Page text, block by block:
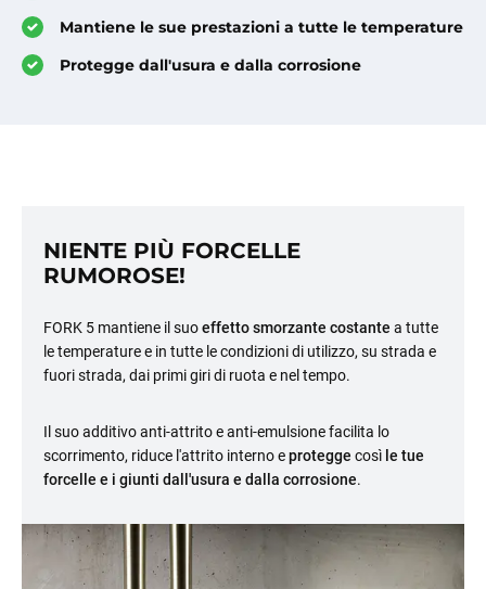
Mantiene le sue prestazioni a tutte le temperature
Protegge dall'usura e dalla corrosione
NIENTE PIÙ FORCELLE
RUMOROSE!
FORK 5 mantiene il suoeffetto smorzante costante a tutte
le temperature e in tutte le condizioni di utilizzo, su strada e
fuori strada, dai primi giri di ruota e nel tempo.
Il suo additivo anti-attrito e anti-emulsione facilita lo
scorrimento, riduce l'attrito interno eprotegge così le tue
forcelle e i giunti dall'usura e dalla corrosione.